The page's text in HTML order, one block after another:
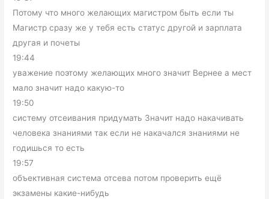
Потому что много желающих магистром быть если ты
Магистр сразу же у тебя есть статус другой и зарплата
другая и почеты
19:44
уважение поэтому желающих много значит Вернее а мест
мало значит надо какую-то
19:50
систему отсеивания придумать Значит надо накачивать
человека знаниями так если не накачался знаниями не
годишься то есть
19:57
объективная система отсева потом проверить ещё
экзамены какие-нибудь